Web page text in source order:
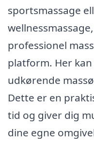
sportsmassage
professionel
platform. Her
udkørende
Dette er en
tid og giver dig
dine egne